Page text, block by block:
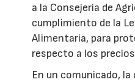
a la Consejería de
cumplimiento de la
Alimentaria, para
respecto a los
En un comunicado,